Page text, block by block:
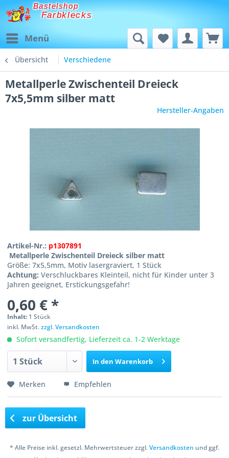
Bastelshop
Farbklecks
Menü
Übersicht Verschiedene
Metallperle Zwischenteil Dreieck
7x5,5mm silber matt
Hersteller-Angaben
Artikel-Nr.: p1307891
Metallperle Zwischenteil Dreieck silber matt
Größe: 7x5,5mm, Motiv lasergraviert, 1 Stück
Achtung: Verschluckbares Kleinteil, nicht für Kinder unter 3
Jahren geeignet, Erstickungsgefahr!
0,60 € *
Inhalt: 1 Stück
inkl. MwSt.zzgl. Versandkosten
Sofort versandfertig, Lieferzeit ca. 1-2 Werktage
In den Warenkorb
Merken Empfehlen
zur Übersicht
* Alle Preise inkl. gesetzl. Mehrwertsteuer zzgl.Versandkosten und ggf.